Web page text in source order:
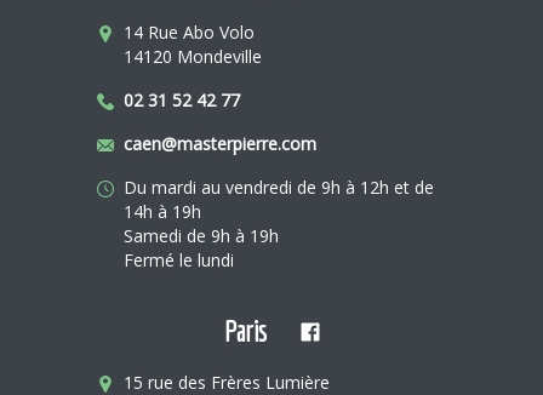
14 Rue Abo Volo
14120 Mondeville
02 31 52 42 77
caen@masterpierre.com
Du mardi au vendredi de 9h à 12h et de
14h à 19h
Samedi de 9h à 19h
Fermé le lundi
Paris
15 rue des Frères Lumière